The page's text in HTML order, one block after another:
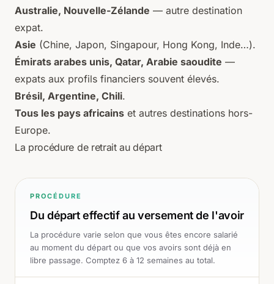
Australie, Nouvelle-Zélande — autre destination
expat.
Asie (Chine, Japon, Singapour, Hong Kong, Inde…).
Émirats arabes unis, Qatar, Arabie saoudite —
expats aux profils financiers souvent élevés.
Brésil, Argentine, Chili.
Tous les pays africains et autres destinations hors-
Europe.
La procédure de retrait au départ
PROCÉDURE
Du départ effectif au versement de l'avoir
La procédure varie selon que vous êtes encore salarié
au moment du départ ou que vos avoirs sont déjà en
libre passage. Comptez 6 à 12 semaines au total.